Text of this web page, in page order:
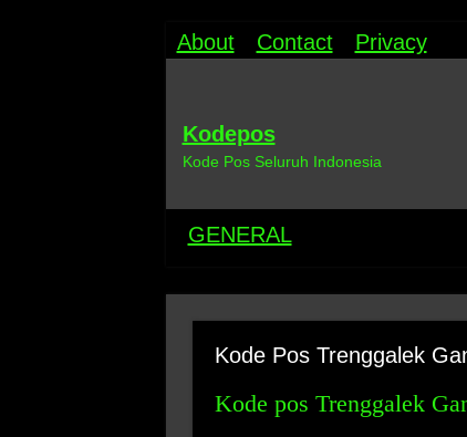
About Contact Privacy
Kodepos
Kode Pos Seluruh Indonesia
GENERAL
Kode Pos Trenggalek
Kode pos Trenggalek